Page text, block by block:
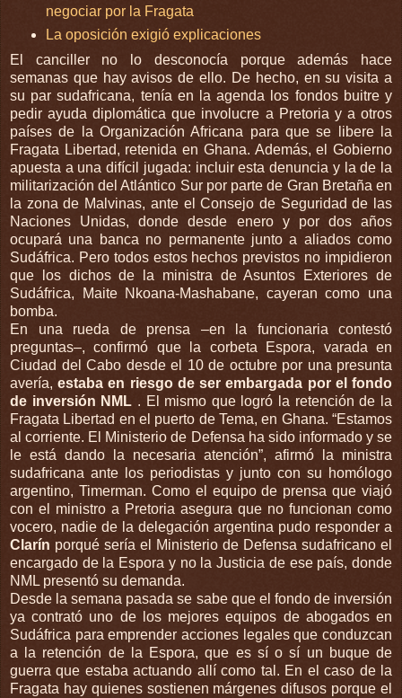
negociar por la Fragata
La oposición exigió explicaciones
El canciller no lo desconocía porque además hace
semanas que hay avisos de ello. De hecho, en su visita a
su par sudafricana, tenía en la agenda los fondos buitre y
pedir ayuda diplomática que involucre a Pretoria y a otros
países de la Organización Africana para que se libere la
Fragata Libertad, retenida en Ghana. Además, el Gobierno
apuesta a una difícil jugada: incluir esta denuncia y la de la
militarización del Atlántico Sur por parte de Gran Bretaña en
la zona de Malvinas, ante el Consejo de Seguridad de las
Naciones Unidas, donde desde enero y por dos años
ocupará una banca no permanente junto a aliados como
Sudáfrica. Pero todos estos hechos previstos no impidieron
que los dichos de la ministra de Asuntos Exteriores de
Sudáfrica, Maite Nkoana-Mashabane, cayeran como una
bomba.
En una rueda de prensa –en la funcionaria contestó
preguntas–, confirmó que la corbeta Espora, varada en
Ciudad del Cabo desde el 10 de octubre por una presunta
avería,estaba en riesgo de ser embargada por el fondo
de inversión NML . El mismo que logró la retención de la
Fragata Libertad en el puerto de Tema, en Ghana. “Estamos
al corriente. El Ministerio de Defensa ha sido informado y se
le está dando la necesaria atención”, afirmó la ministra
sudafricana ante los periodistas y junto con su homólogo
argentino, Timerman. Como el equipo de prensa que viajó
con el ministro a Pretoria asegura que no funcionan como
vocero, nadie de la delegación argentina pudo responder a
Clarín porqué sería el Ministerio de Defensa sudafricano el
encargado de la Espora y no la Justicia de ese país, donde
NML presentó su demanda.
Desde la semana pasada se sabe que el fondo de inversión
ya contrató uno de los mejores equipos de abogados en
Sudáfrica para emprender acciones legales que conduzcan
a la retención de la Espora, que es sí o sí un buque de
guerra que estaba actuando allí como tal. En el caso de la
Fragata hay quienes sostienen márgenes difusos porque el